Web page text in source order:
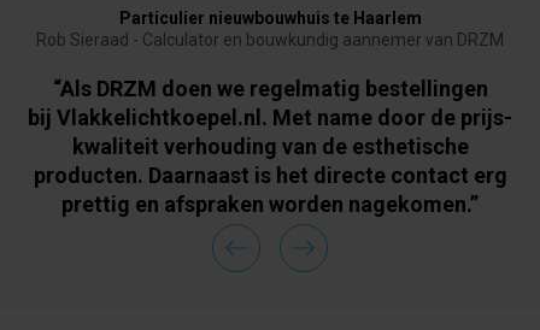
Particulier nieuwbouwhuis te Haarlem
Rob Sieraad - Calculator en bouwkundig aannemer van DRZM
“Als DRZM doen we regelmatig bestellingen
bij Vlakkelichtkoepel.nl. Met name door de prijs-
kwaliteit verhouding van de esthetische
producten. Daarnaast is het directe contact erg
prettig en afspraken worden nagekomen.”